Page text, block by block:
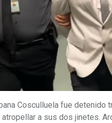
Cosculluela fue detenido
a sus dos jinetes.